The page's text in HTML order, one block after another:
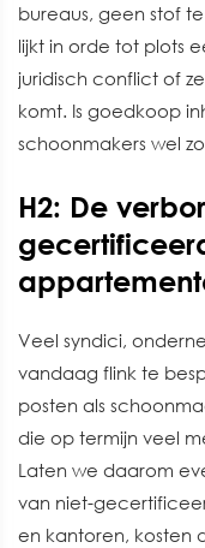
bureaus, geen stof
lijkt in orde tot plots
juridisch conflict of
komt. Is goedkoop
schoonmakers wel
H2: De
Veel syndici,
vandaag flink te
posten als
die op termijn veel
Laten we daarom
van niet-
en kantoren, kosten